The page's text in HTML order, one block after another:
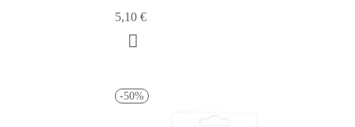
5,10 €
-50%